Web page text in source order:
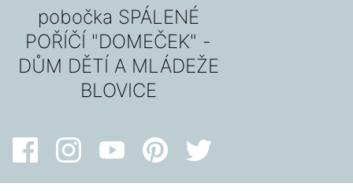
pobočka SPÁLENÉ
POŘÍČÍ "DOMEČEK" -
DŮM DĚTÍ A MLÁDEŽE
BLOVICE